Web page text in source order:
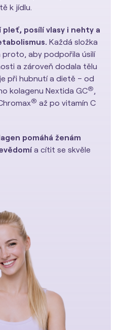
k jídlu.
pleť, posílí vlasy i nehty a
Každá složka
proto, aby podpořila úsilí
a zároveň dodala tělu
při hubnutí a dietě – od
kolagenu Nextida GC® ,
® až po vitamín C
pomáhá ženám
a cítit se skvěle